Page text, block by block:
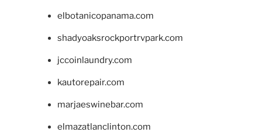
elbotanicopanama.com
shadyoaksrockportrvpark.com
jccoinlaundry.com
kautorepair.com
marjaeswinebar.com
elmazatlanclinton.com